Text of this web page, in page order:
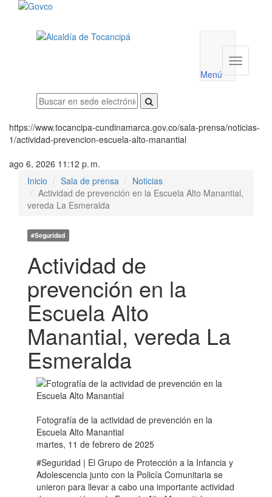
utilidades
Menú
Menú
https://www.tocancipa-cundinamarca.gov.co/sala-prensa/noticias-
1/actividad-prevencion-escuela-alto-manantial
ago 6, 2026 11:12 p. m.
Inicio
Sala de prensa
Noticias
Actividad de prevención en la Escuela Alto Manantial,
vereda La Esmeralda
#Seguridad
Actividad de
prevención en la
Escuela Alto
Manantial, vereda La
Esmeralda
Fotografía de la actividad de prevención en la
Escuela Alto Manantial
martes, 11 de febrero de 2025
#Seguridad | El Grupo de Protección a la Infancia y
Adolescencia junto con la Policía Comunitaria se
unieron para llevar a cabo una importante actividad